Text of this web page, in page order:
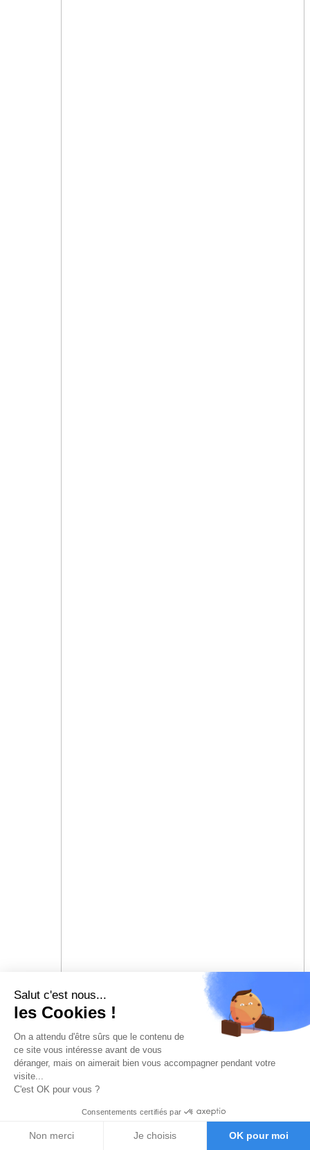
Salut c'est nous...
les Cookies !
On a attendu d'être sûrs que le contenu de
ce site vous intéresse avant de vous
déranger, mais on aimerait bien vous accompagner pendant votre
visite...
C'est OK pour vous ?
Consentements certifiés par
Non merci Je choisis OK pour moi